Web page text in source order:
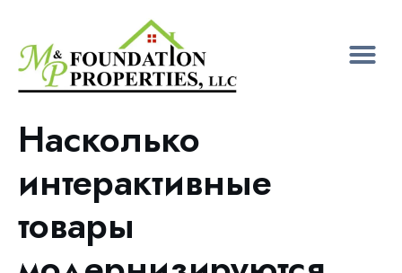
Насколько
интерактивные
товары